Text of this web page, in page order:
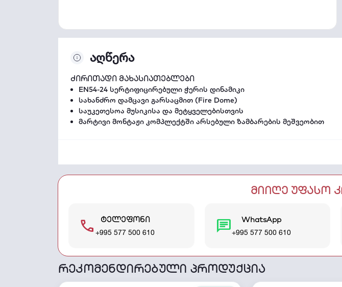
აღწერა
ძირითადი მახასიათებლები
EN54-24 სერტიფიცირებული ჭერის დინამიკი
სახანძრო დამცავი გარსაცმით (Fire Dome)
საუკეთესოა მუსიკისა და მეტყველებისთვის
მარტივი მონტაჟი კომპლექტში არსებული ზამბარების მეშვეობით
მიიღე უფასო
call ტელეფონი
+995 577 500 610 chat WhatsApp
+995 577 500 610
რეკომენდირებული პროდუქცია